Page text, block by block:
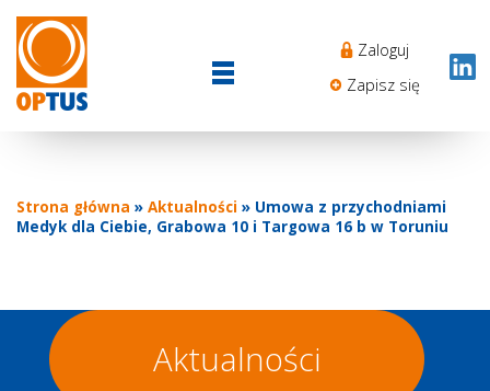
Przejdź
do
treści
Login
menu
Zaloguj
Zapisz się
Ścieżka
Strona główna Aktualności
Umowa z przychodniami
Medyk dla Ciebie, Grabowa 10 i Targowa 16 b w Toruniu
Aktualności